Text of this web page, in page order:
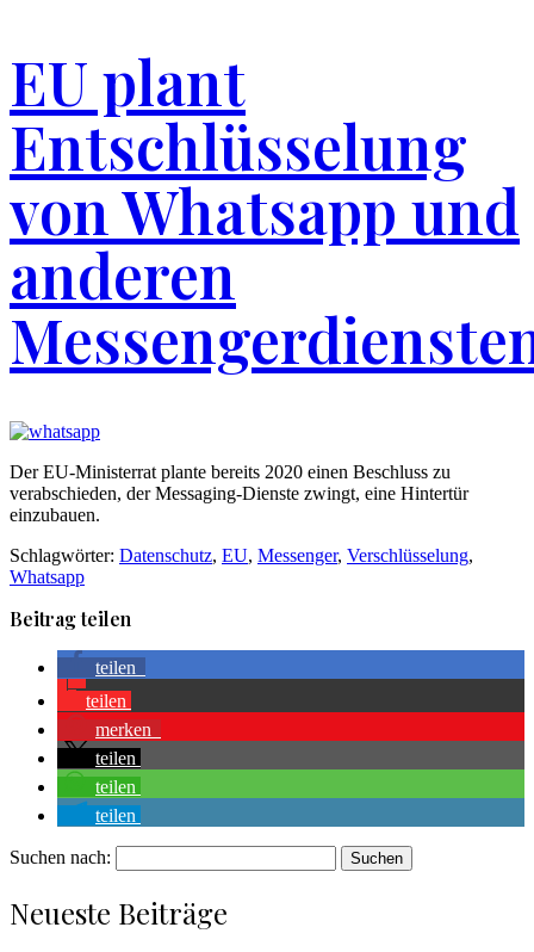
EU plant
Entschlüsselung
von Whatsapp und
anderen
Der EU-Ministerrat plante bereits 2020 einen Beschluss zu
verabschieden, der Messaging-Dienste zwingt, eine Hintertür
einzubauen.
Schlagwörter: Datenschutz, EU, Messenger, Verschlüsselung,
Whatsapp
Beitrag teilen
teilen
teilen
merken
teilen
teilen
teilen
Suchen nach:
Neueste Beiträge